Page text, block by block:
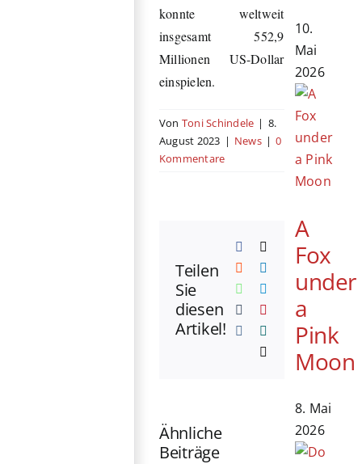
konnte weltweit
insgesamt 552,9
Millionen US-Dollar
einspielen.
Von Toni Schindele | 8.
August 2023 | News | 0
Kommentare
Teilen
Sie
diesen
Artikel!
Facebook
Reddit LinkedIn
WhatsApp
Telegram
TumblrPinterest
Ähnliche
Beiträge
10.
Mai
2026
A
Fox
under
a
Pink
Moon
8. Mai
2026